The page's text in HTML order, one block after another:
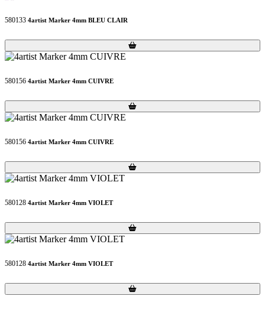
580133 4artist Marker 4mm BLEU CLAIR
Loading...
Loading...
580156 4artist Marker 4mm CUIVRE
Loading...
Loading...
580156 4artist Marker 4mm CUIVRE
Loading...
Loading...
580128 4artist Marker 4mm VIOLET
Loading...
Loading...
580128 4artist Marker 4mm VIOLET
Loading...
Loading...